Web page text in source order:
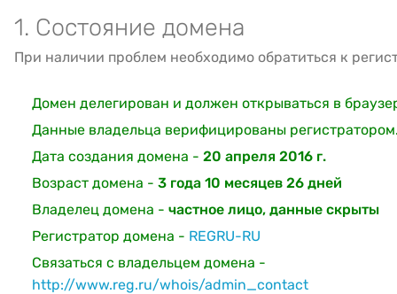
1. Состояние домена
При наличии проблем необходимо обратиться к
Домен делегирован и должен открываться в
Данные владельца верифицированы
Дата создания домена - 20 апреля 2016 г.
Возраст домена - 3 года 10 месяцев 26 дней
Владелец домена - частное лицо, данные скрыты
Регистратор домена - REGRU-RU
Связаться с владельцем домена -
http://www.reg.ru/whois/admin_contact